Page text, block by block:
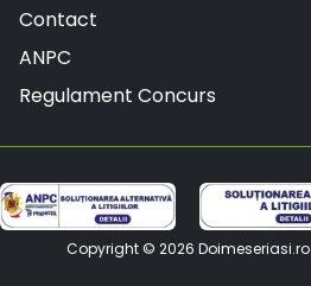
Contact
ANPC
Regulament Concurs
Copyright © 2026Doimeseriasi.ro